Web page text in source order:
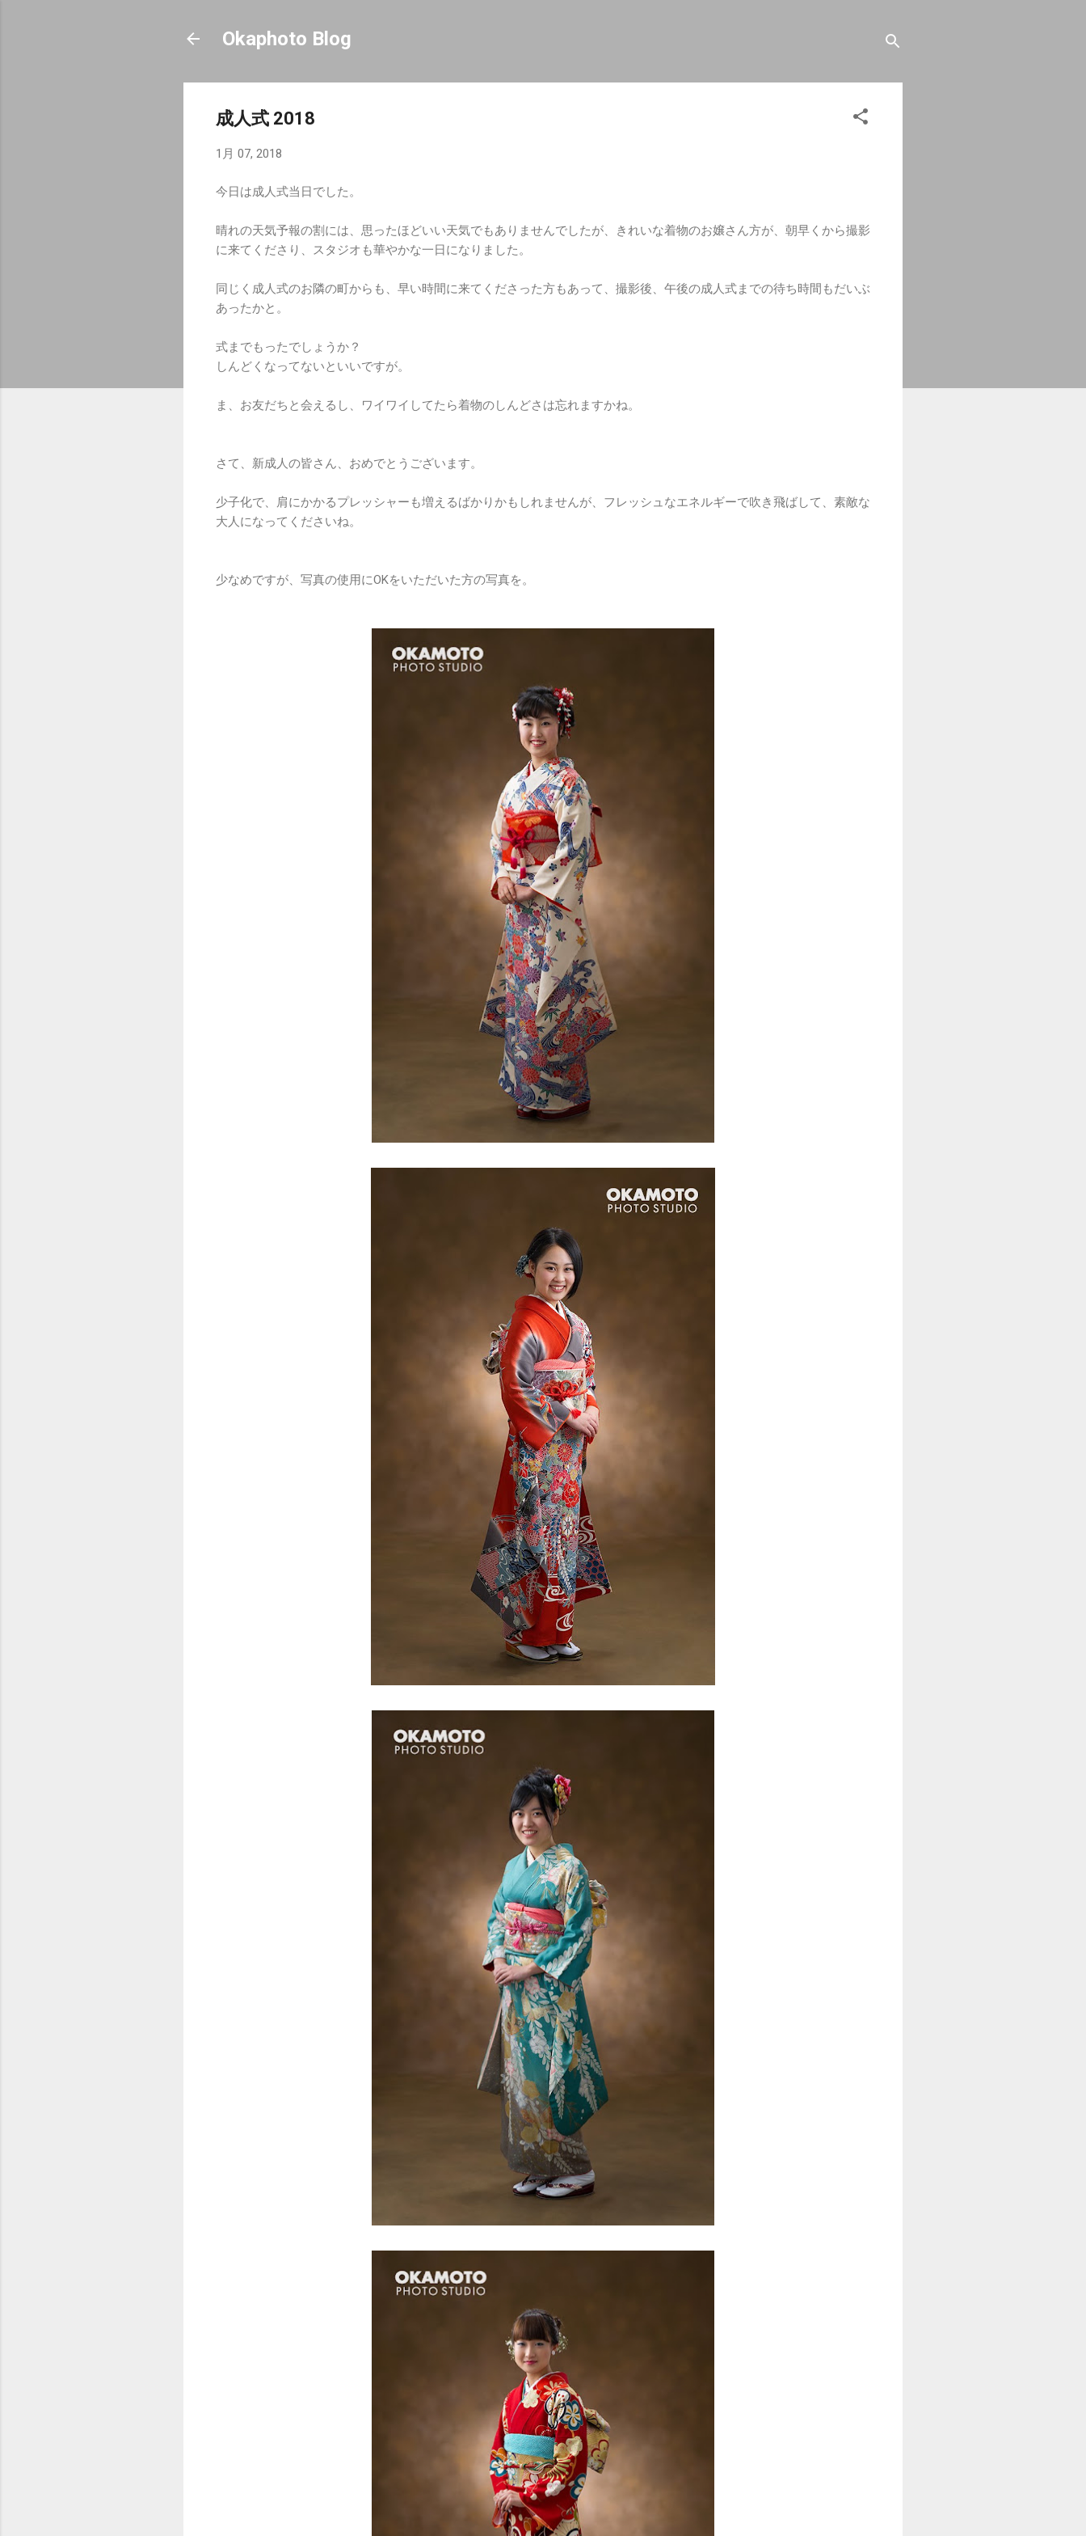
Okaphoto Blog
成人式 2018
1月 07, 2018
今日は成人式当日でした。
晴れの天気予報の割には、思ったほどいい天気でもありませんでしたが、きれいな着物のお嬢さん方が、朝早くから撮影
に来てくださり、スタジオも華やかな一日になりました。
同じく成人式のお隣の町からも、早い時間に来てくださった方もあって、撮影後、午後の成人式までの待ち時間もだいぶ
あったかと。
式までもったでしょうか？
しんどくなってないといいですが。
ま、お友だちと会えるし、ワイワイしてたら着物のしんどさは忘れますかね。
さて、新成人の皆さん、おめでとうございます。
少子化で、肩にかかるプレッシャーも増えるばかりかもしれませんが、フレッシュなエネルギーで吹き飛ばして、素敵な
大人になってくださいね。
少なめですが、写真の使用にOKをいただいた方の写真を。